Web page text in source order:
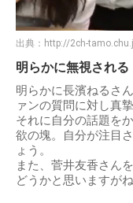
出典： http://2ch-
明らかに無視される
明らかに長濱ねるさ
ァンの質問に対し真
それに自分の話題を
欲の塊。自分が注目
ょう。
また、菅井友香さん
どうかと思いますが